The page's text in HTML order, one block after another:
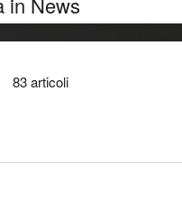
83 articoli